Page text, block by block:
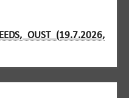
OUST (19.7.2026,